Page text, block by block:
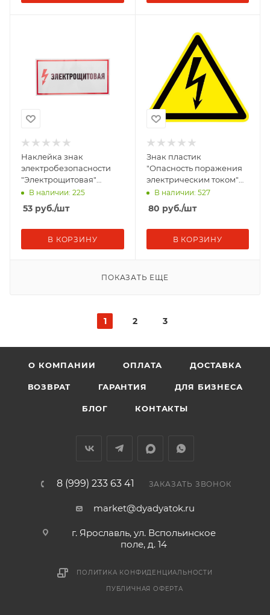
Наклейка знак
электробезопасности
"Электрощитовая"
150х300мм Rexant 56-
В наличии: 225
53 руб./шт
В КОРЗИНУ
Знак пластик
"Опасность поражения
электрическим током"
(Молния) W08
100х100мм PROxima EKF
pn-1-01
В наличии: 527
80 руб./шт
В КОРЗИНУ
ПОКАЗАТЬ ЕЩЕ
1 2 3
О КОМПАНИИ ОПЛАТА ДОСТАВКА
ВОЗВРАТ ГАРАНТИЯ ДЛЯ БИЗНЕСА
БЛОГ КОНТАКТЫ
8 (999) 233 63 41 ЗАКАЗАТЬ ЗВОНОК
market@dyadyatok.ru
г. Ярославль, ул. Вспольинское
поле, д. 14
ПОЛИТИКА КОНФИДЕНЦИАЛЬНОСТИ
ПУБЛИЧНАЯ ОФЕРТА